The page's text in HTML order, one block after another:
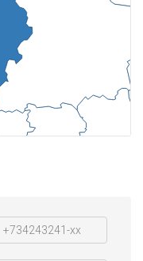
+734243241-xx